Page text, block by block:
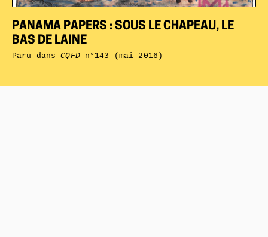
PANAMA PAPERS : SOUS LE CHAPEAU, LE
BAS DE LAINE
Paru dansCQFDn°143 (mai 2016)